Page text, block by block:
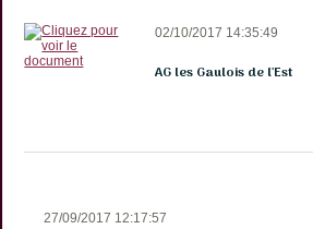
02/10/2017 14:35:49
AG les Gaulois de l'Est
27/09/2017 12:17:57